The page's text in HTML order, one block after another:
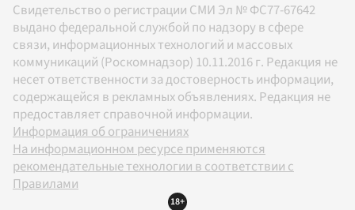
Свидетельство о регистрации СМИ Эл № ФС77-67642
выдано федеральной службой по надзору в сфере
связи, информационных технологий и массовых
коммуникаций (Роскомнадзор) 10.11.2016 г. Редакция не
несет ответственности за достоверность информации,
содержащейся в рекламных объявлениях. Редакция не
предоставляет справочной информации.
Информация об ограничениях
На информационном ресурсе применяются
рекомендательные технологии в соответствии с
Правилами
18+